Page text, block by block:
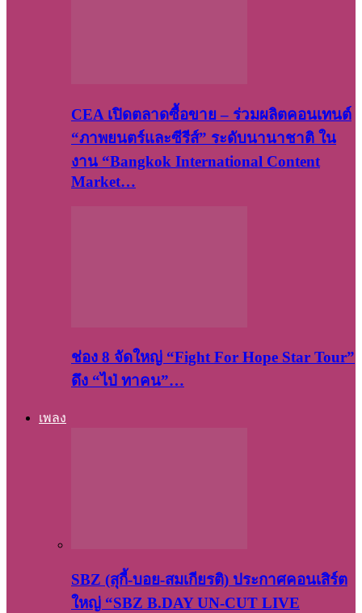
CEA เปิดตลาดซื้อขาย – ร่วมผลิตคอนเทนต์
“ภาพยนตร์และซีรีส์” ระดับนานาชาติ ใน
งาน “Bangkok International Content
Market…
ช่อง 8 จัดใหญ่ “Fight For Hope Star Tour”
ดึง “ไป่ ทาคน”…
เพลง
SBZ (สุกี้-บอย-สมเกียรติ) ประกาศคอนเสิร์ต
ใหญ่ “SBZ B.DAY UN-CUT LIVE